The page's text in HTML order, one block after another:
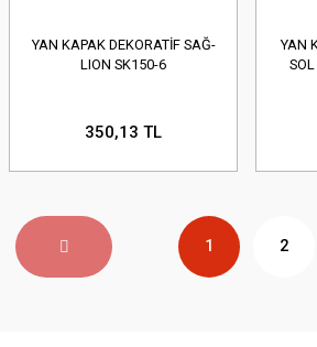
YAN KAPAK DEKORATİF SAĞ-
LION SK150-6
350,13 TL
YAN
1 2